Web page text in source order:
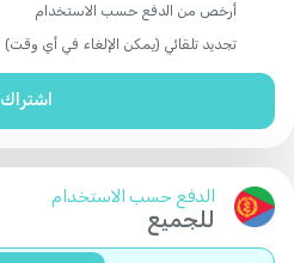
أرخص من الدفع حسب الاستخدام
تجديد تلقائي (يمكن الإلغاء في أي وقت)
اشتراك
الدفع حسب الاستخدام
للجميع